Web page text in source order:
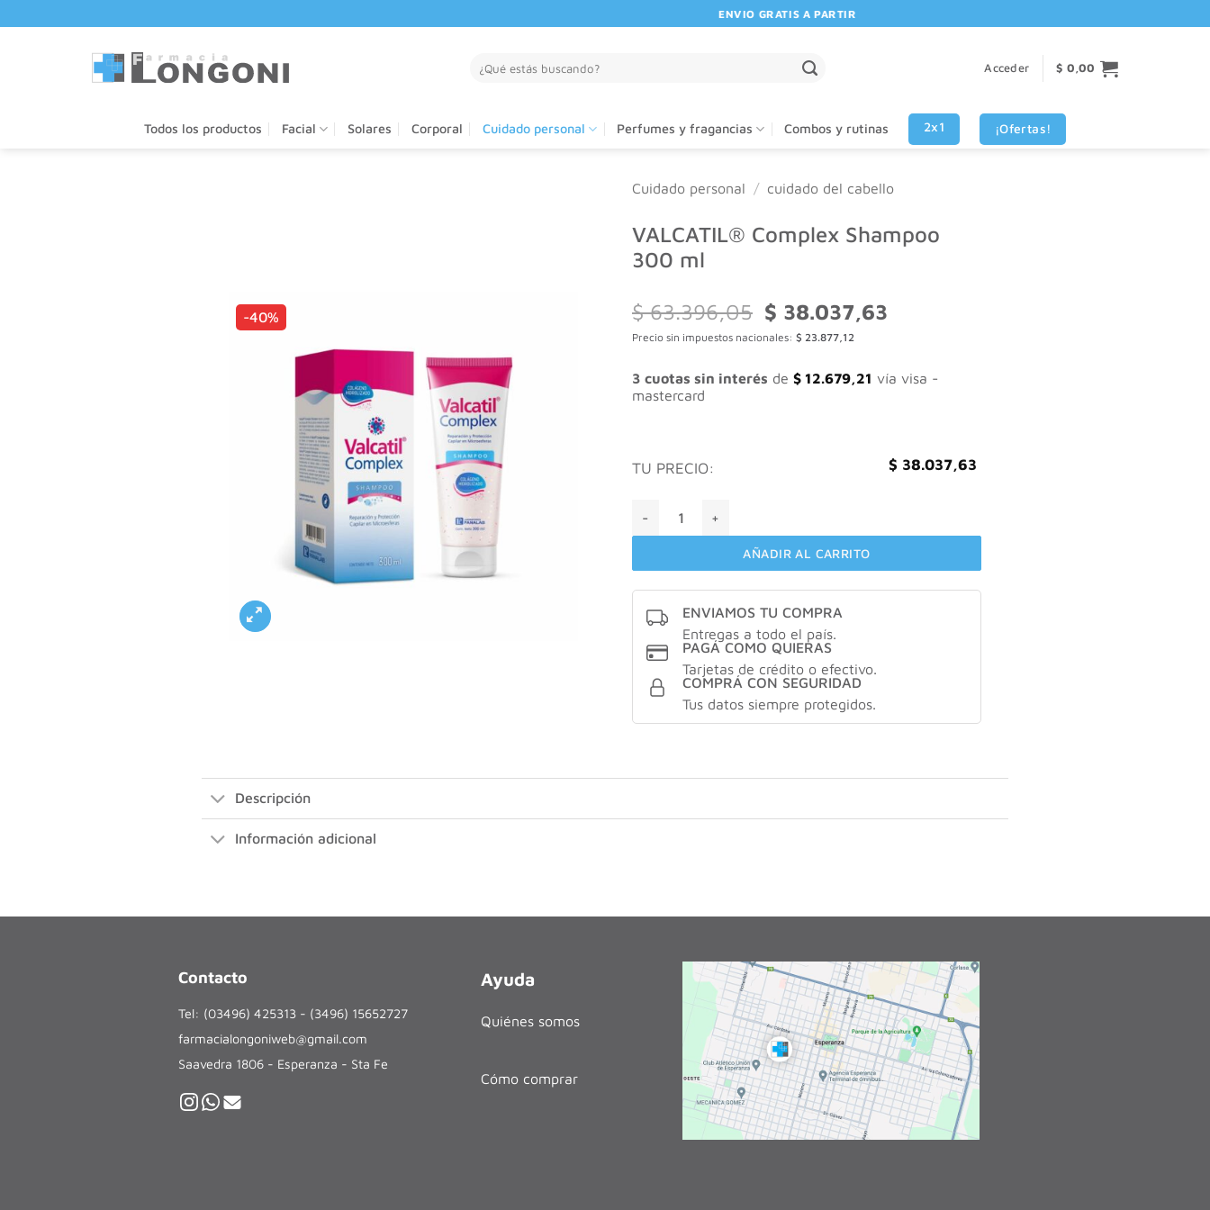
al
ENVIO GRATIS A PARTIR DE $80.000! 🚚 | 💳 3 CUOTAS SIN INTERES VISA - MASTERCARD
por:
Acceder $ 0,00
Todos los productos Facial Solares Corporal Cuidado personal Perfumes y fragancias Combos y rutinas 2x1 ¡Ofertas!
-40%
Cuidado personal / cuidado del cabello
VALCATIL® Complex Shampoo
300 ml
$63.396,05 El
precio
original
$ 63.396,05.
$ 38.037,63
$ 38.037,63.
Precio sin impuestos nacionales: $ 23.877,12
3 cuotas sin interés de $ 12.679,21 vía visa -
mastercard
TU PRECIO: $ 38.037,63
AÑADIR AL CARRITO
ENVIAMOS TU COMPRA
Entregas a todo el país.
PAGÁ COMO QUIERAS
Tarjetas de crédito o efectivo.
COMPRÁ CON SEGURIDAD
Tus datos siempre protegidos.
Descripción
Información adicional
Contacto
Tel: (03496) 425313 - (3496) 15652727
farmacialongoniweb@gmail.com
Saavedra 1806 - Esperanza - Sta Fe
Ayuda
Quiénes somos
Cómo comprar